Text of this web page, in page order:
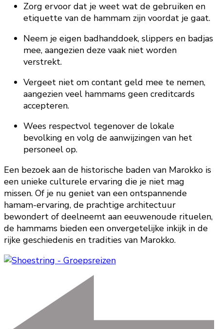
Zorg ervoor dat je weet wat de gebruiken en
etiquette van de hammam zijn voordat je gaat.
Neem je eigen badhanddoek, slippers en badjas
mee, aangezien deze vaak niet worden
verstrekt.
Vergeet niet om contant geld mee te nemen,
aangezien veel hammams geen creditcards
accepteren.
Wees respectvol tegenover de lokale
bevolking en volg de aanwijzingen van het
personeel op.
Een bezoek aan de historische baden van Marokko is
een unieke culturele ervaring die je niet mag
missen. Of je nu geniet van een ontspannende
hamam-ervaring, de prachtige architectuur
bewondert of deelneemt aan eeuwenoude rituelen,
de hammams bieden een onvergetelijke inkijk in de
rijke geschiedenis en tradities van Marokko.